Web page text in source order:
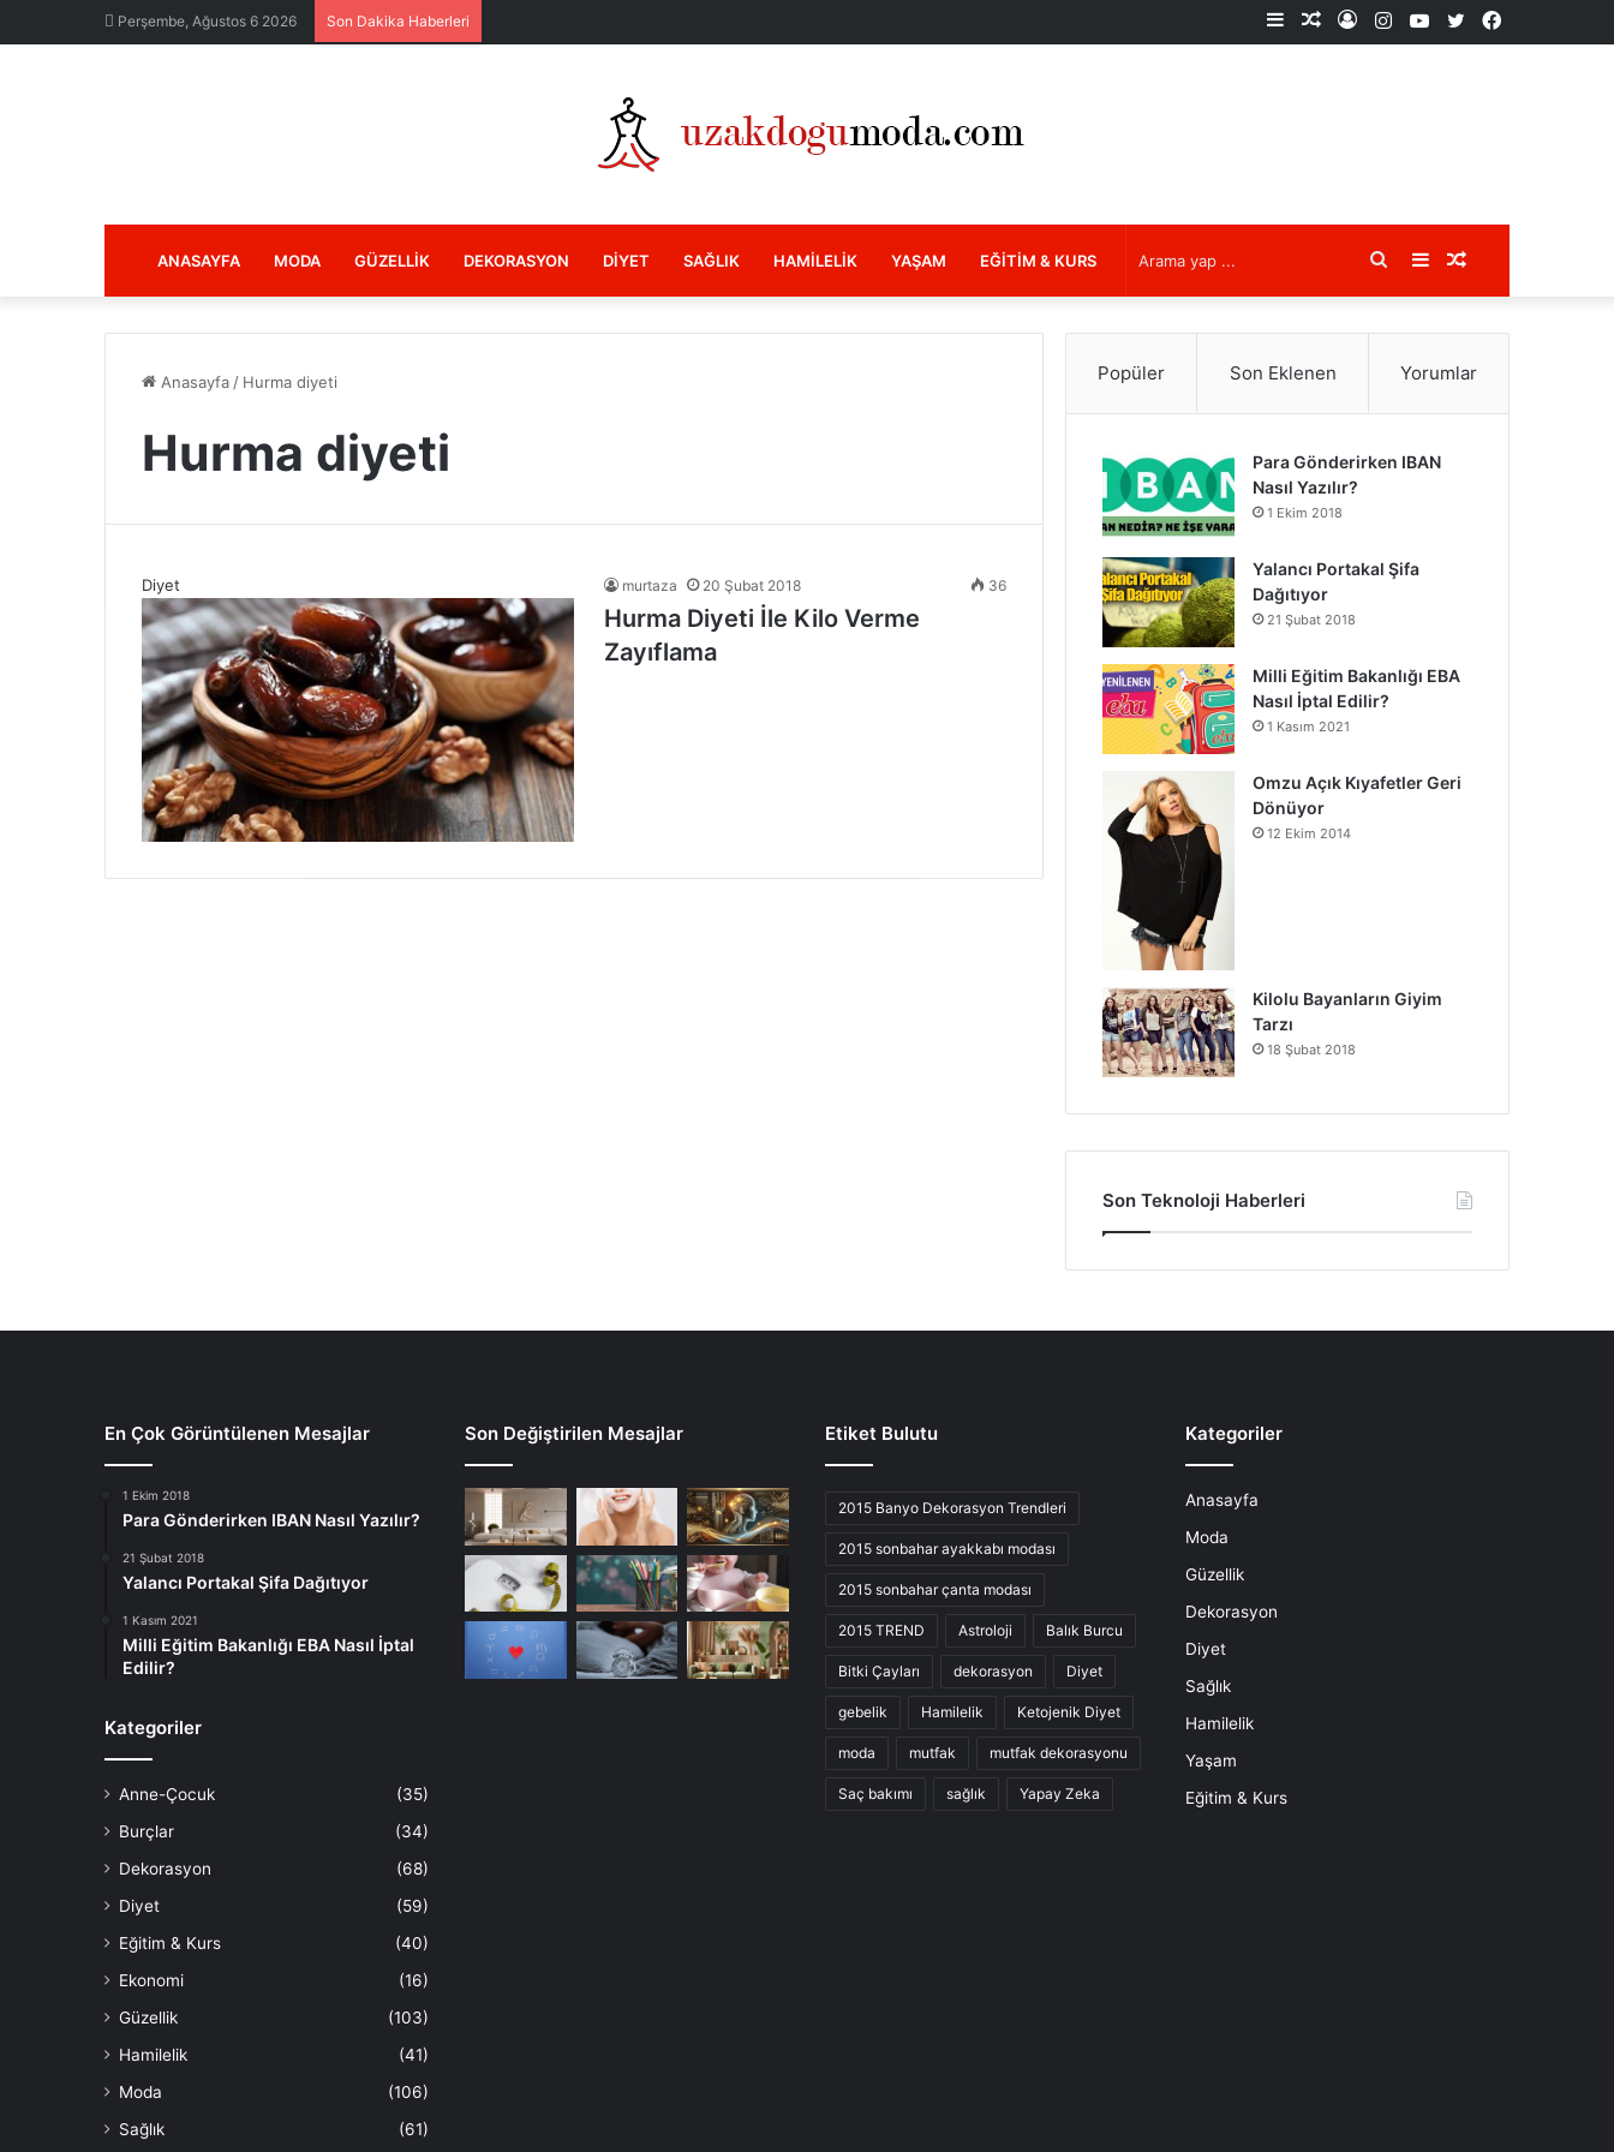
Perşembe, Ağustos 6 2026 Son Dakika Haberleri Facebook
X
YouTube
Instagram
Kayıt
Rastgele
Kenar
ANASAYFA MODA GÜZELLIK DEKORASYON DIYET SAĞLIK HAMILELIK YAŞAM EĞITIM & KURS Rastgele
Makale
Kenar
Bölmesi
Arama
yap
Anasayfa / Hurma diyeti
Hurma diyeti
Diyet murtaza 20 Şubat 2018 36
Hurma Diyeti İle Kilo Verme
Zayıflama
Popüler Son Eklenen Yorumlar
Para Gönderirken IBAN
Nasıl Yazılır?
1 Ekim 2018
Yalancı Portakal Şifa
Dağıtıyor
21 Şubat 2018
Milli Eğitim Bakanlığı EBA
Nasıl İptal Edilir?
1 Kasım 2021
Omzu Açık Kıyafetler Geri
Dönüyor
12 Ekim 2014
Kilolu Bayanların Giyim
Tarzı
18 Şubat 2018
Son Teknoloji Haberleri
En Çok Görüntülenen Mesajlar
1 Ekim 2018
Para Gönderirken IBAN Nasıl Yazılır?
21 Şubat 2018
Yalancı Portakal Şifa Dağıtıyor
1 Kasım 2021
Milli Eğitim Bakanlığı EBA Nasıl İptal
Edilir?
Kategoriler
Anne-Çocuk
(35)
Burçlar
(34)
Dekorasyon
(68)
Diyet
(59)
Eğitim & Kurs
(40)
Ekonomi
(16)
Güzellik
(103)
Hamilelik
(41)
Moda
(106)
Sağlık
(61)
Son Değiştirilen Mesajlar Etiket Bulutu
2015 Banyo Dekorasyon Trendleri
2015 sonbahar ayakkabı modası
2015 sonbahar çanta modası
2015 TREND Astroloji Balık Burcu
Bitki Çayları dekorasyon Diyet
gebelik Hamilelik Ketojenik Diyet
moda mutfak mutfak dekorasyonu
Saç bakımı sağlık Yapay Zeka
Kategoriler
Anasayfa
Moda
Güzellik
Dekorasyon
Diyet
Sağlık
Hamilelik
Yaşam
Eğitim & Kurs